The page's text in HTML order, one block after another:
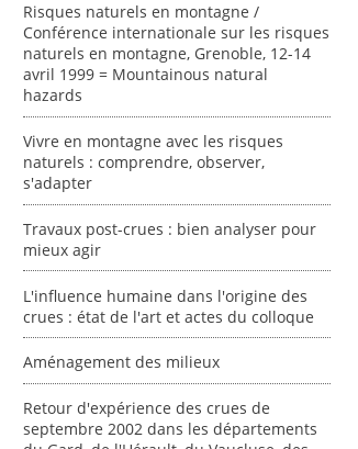
Risques naturels en montagne /
Conférence internationale sur les risques
naturels en montagne, Grenoble, 12-14
avril 1999 = Mountainous natural
hazards
Vivre en montagne avec les risques
naturels : comprendre, observer,
s'adapter
Travaux post-crues : bien analyser pour
mieux agir
L'influence humaine dans l'origine des
crues : état de l'art et actes du colloque
Aménagement des milieux
Retour d'expérience des crues de
septembre 2002 dans les départements